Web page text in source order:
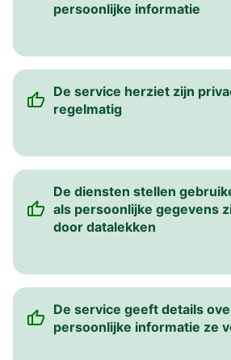
persoonlijke informatie
De service herziet zijn
regelmatig
De diensten stellen
als persoonlijke gegevens
door datalekken
De service geeft details
persoonlijke informatie ze